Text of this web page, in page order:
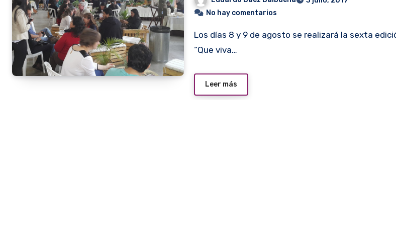
No hay comentarios
Los días 8 y 9 de agosto se realizará la sexta edición de
“Que viva…
Leer más